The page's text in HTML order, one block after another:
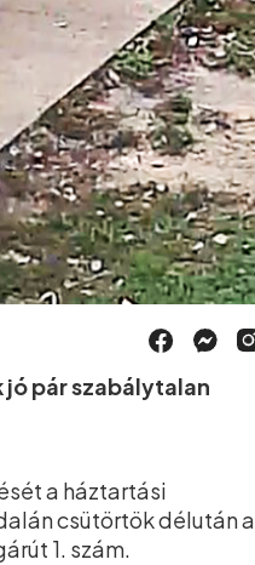
pár szabálytalan
a háztartási
csütörtök délután a
1. szám.